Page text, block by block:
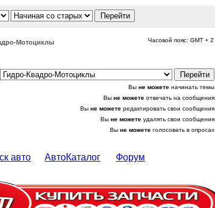
Мотоциклы Часовой пояс: GMT + 2
Вы не можете начинать темы
Вы не можете отвечать на сообщения
Вы не можете редактировать свои сообщения
Вы не можете удалять свои сообщения
Вы не можете голосовать в опросах
авто АвтоКаталог Форум